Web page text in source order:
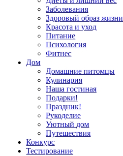
Заболевания
Здоровый образ жизни
Красота и уход
Питание
Психология
Фитнес
Дом
Домашние питомцы
Кулинария
Наша гостиная
Подарки!
Праздник!
Рукоделие
Уютный дом
Путешествия
Конкурс
Тестирование